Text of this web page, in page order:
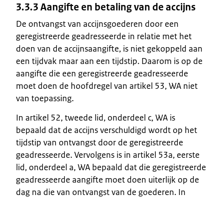
3.3.3 Aangifte en betaling van de accijns
De ontvangst van accijnsgoederen door een
geregistreerde geadresseerde in relatie met het
doen van de accijnsaangifte, is niet gekoppeld aan
een tijdvak maar aan een tijdstip. Daarom is op de
aangifte die een geregistreerde geadresseerde
moet doen de hoofdregel van artikel 53, WA niet
van toepassing.
In artikel 52, tweede lid, onderdeel c, WA is
bepaald dat de accijns verschuldigd wordt op het
tijdstip van ontvangst door de geregistreerde
geadresseerde. Vervolgens is in artikel 53a, eerste
lid, onderdeel a, WA bepaald dat die geregistreerde
geadresseerde aangifte moet doen uiterlijk op de
dag na die van ontvangst van de goederen. In